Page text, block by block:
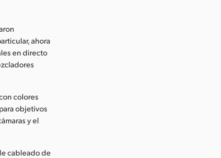
ahora
en directo
colores
objetivos
y el
cableado de